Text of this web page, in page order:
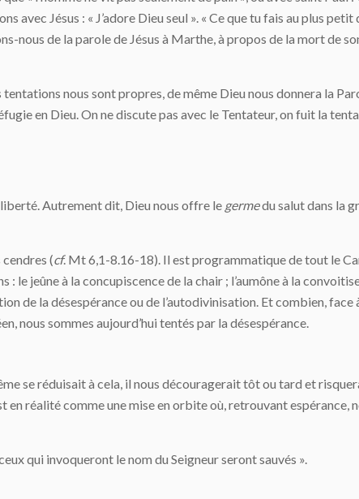
avec Jésus : « J’adore Dieu seul ». « Ce que tu fais au plus petit
nous de la parole de Jésus à Marthe, à propos de la mort de
nous sont propres, de même Dieu nous donnera la
en Dieu. On ne discute pas avec le Tentateur, on fuit la
liberté. Autrement dit, Dieu nous offre le germedu salut dans la
(cf. Mt 6,1-8.16-18). Il est programmatique de tout le
le jeûne à la concupiscence de la chair ; l’aumône à la
de la désespérance ou de l’autodivinisation. Et combien, face
nous sommes aujourd’hui tentés par la désespérance.
se réduisait à cela, il nous découragerait tôt ou tard et
en réalité comme une mise en orbite où, retrouvant espérance,
qui invoqueront le nom du Seigneur seront sauvés ».